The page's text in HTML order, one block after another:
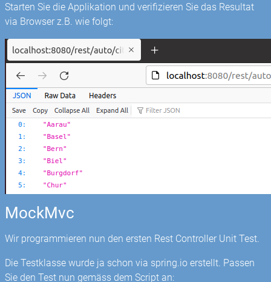
Starten Sie die Applikation und verifizieren Sie das Resultat
via Browser z.B. wie folgt:
MockMvc
Wir programmieren nun den ersten Rest Controller Unit Test.
Die Testklasse wurde ja schon via spring.io erstellt. Passen
Sie den Test nun gemäss dem Script an: